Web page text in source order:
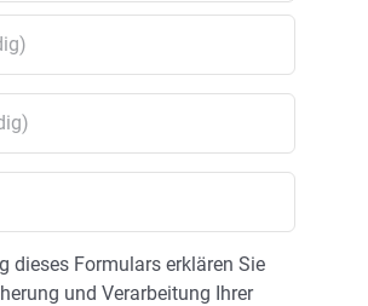
dieses Formulars erklären Sie
und Verarbeitung Ihrer